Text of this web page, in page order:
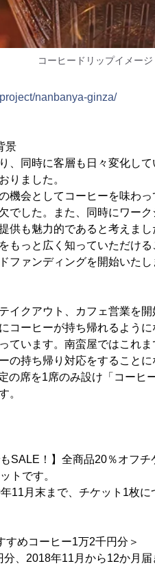
コーヒードリップイメージ
nanbanya-ginza/
景
、同時に客層も日々変化し
りました。
機会としてコーヒーを味わ
でした。また、同時にワー
供も魅力的であると考えまし
もっと広く知っていただけ
ファンディングを開始いたし
イクアウト、カフェ営業を開
コーヒーが持ち帰れるよう
ています。南蛮屋ではこれ
の持ち帰り対応をすることに
の席を1席のみ設け「コーヒ
。
SALE！】全商品20％オフチ
トです。
11月末まで、チケット1枚
めコーヒー1万2千円分＞
、2018年11月から12か月届